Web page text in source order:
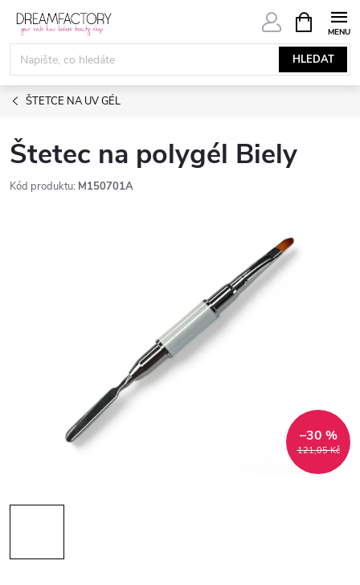
Přejít
obsah
HLEDAT
NÁKUPNÍ
KOŠÍK
ŠTETCE NA UV GÉL
Štetec na polygél Biely
Kód produktu: M150701A
121,05 Kč
–30 %